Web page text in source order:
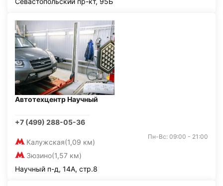
Автотехцентр Научный
+7 (499) 288-05-36
Калужская(1,09 км)
Зюзино(1,57 км)
Пн-Вс: 09:00 - 21:00
Научный п-д, 14А, стр.8